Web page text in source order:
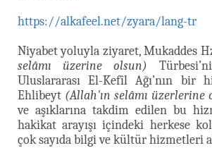
https://alkafeel.net/zyara/lang-tr
Niyabet yoluyla ziyaret, Mukaddes
selâmı üzerine olsun)
Uluslararası El-Kefîl Ağı’nın bir
Ehlibeyt (Allah'ın selâmı üzerlerine
ve aşıklarına takdim edilen bu
hakikat arayışı içindeki herkese
çok sayıda bilgi ve kültür hizmetleri